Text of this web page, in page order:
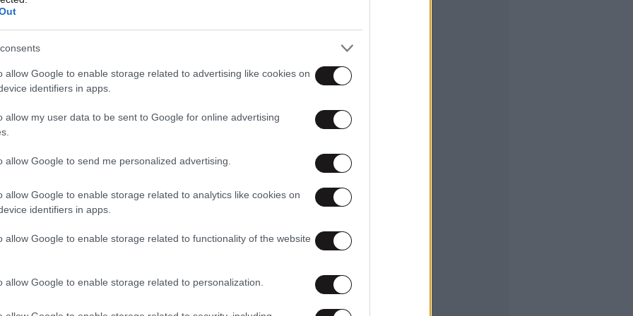
allow Google to enable storage related to advertising like cookies on
identifiers in apps.
allow my user data to be sent to Google for online advertising
allow Google to send me personalized advertising.
allow Google to enable storage related to analytics like cookies on
identifiers in apps.
allow Google to enable storage related to functionality of the website
allow Google to enable storage related to personalization.
Πέτικας έχει συνεργαστεί με
και καλλιτέχνες από την Ελλάδα και
heavy metal και rock σκηνή. Η αισθητική του
χαρακτικής, ενώ στιςεπιρροές του συναντά
και το Art Nouveau,
λεπτομερειακό ύφος.
υπογραφή του βρίσκονται artwork και
Sevenfold, Jerry Cantrell, Alter Bridge,
of the Stone Age, Sevendust, Lenny